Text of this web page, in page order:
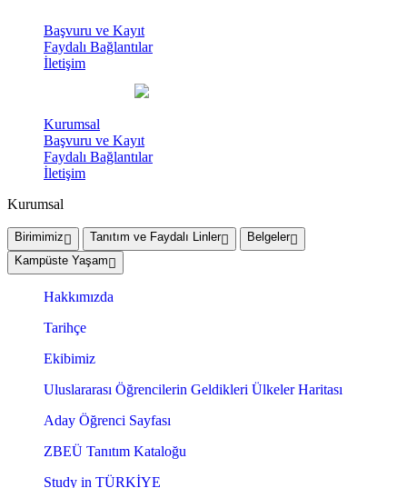
Başvuru ve Kayıt
Faydalı Bağlantılar
İletişim
Kurumsal
Başvuru ve Kayıt
Faydalı Bağlantılar
İletişim
Kurumsal
Birimimiz Tanıtım ve Faydalı Linler
Belgeler
Kampüste Yaşam
Hakkımızda
Tarihçe
Ekibimiz
Uluslararası Öğrencilerin Geldikleri Ülkeler Haritası
Aday Öğrenci Sayfası
ZBEÜ Tanıtım Kataloğu
Study in TÜRKİYE